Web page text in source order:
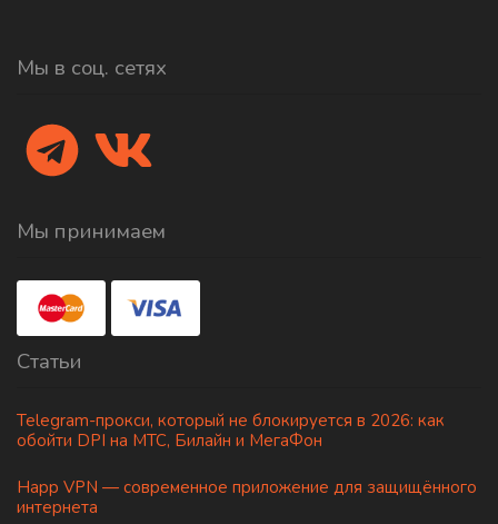
Мы в соц. сетях
Мы принимаем
Статьи
Telegram-прокси, который не блокируется в 2026: как
обойти DPI на МТС, Билайн и МегаФон
Happ VPN — современное приложение для защищённого
интернета